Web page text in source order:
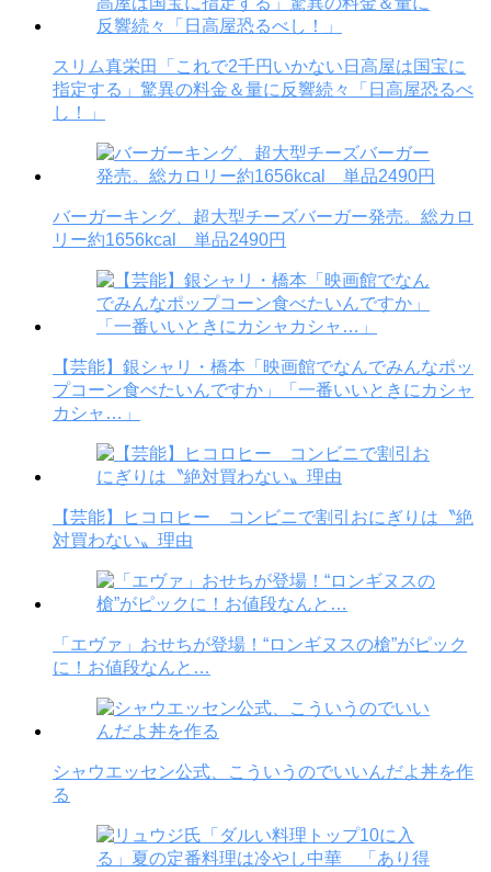
スリム真栄田「これで2千円いかない日高屋は国宝に
指定する」驚異の料金＆量に反響続々「日高屋恐るべ
し！」
バーガーキング、超大型チーズバーガー発売。総カロ
リー約1656kcal 単品2490円
【芸能】銀シャリ・橋本「映画館でなんでみんなポッ
プコーン食べたいんですか」「一番いいときにカシャ
カシャ…」
【芸能】ヒコロヒー コンビニで割引おにぎりは〝絶
対買わない〟理由
「エヴァ」おせちが登場！“ロンギヌスの槍”がピック
に！お値段なんと…
シャウエッセン公式、こういうのでいいんだよ丼を作
る